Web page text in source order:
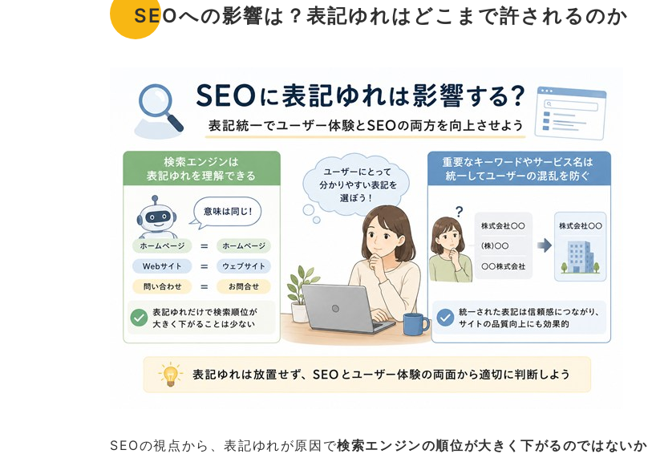
SEOへの影響は？表記ゆれはどこまで許されるのか
SEOの視点から、表記ゆれが原因で検索エンジンの順位が大きく下がるのではないか